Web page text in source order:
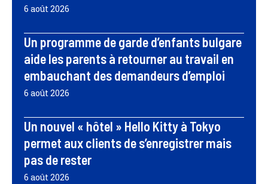
6 août 2026
Un programme de garde d’enfants bulgare
aide les parents à retourner au travail en
embauchant des demandeurs d’emploi
6 août 2026
Un nouvel « hôtel » Hello Kitty à Tokyo
permet aux clients de s’enregistrer mais
pas de rester
6 août 2026